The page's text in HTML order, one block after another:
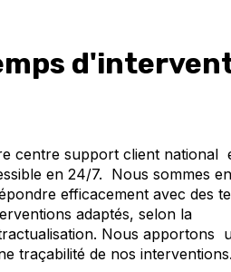
centre support client national
en 24/7. Nous sommes
efficacement avec des
adaptés, selon la
Nous apportons
traçabilité de nos interventions.